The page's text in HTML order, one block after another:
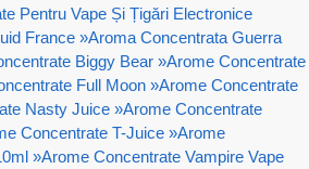
Pentru Vape Și Țigări Electronice
France »Aroma Concentrata Guerra
Biggy Bear »Arome Concentrate
Full Moon »Arome Concentrate
Nasty Juice »Arome Concentrate
Concentrate T-Juice »Arome
»Arome Concentrate Vampire Vape